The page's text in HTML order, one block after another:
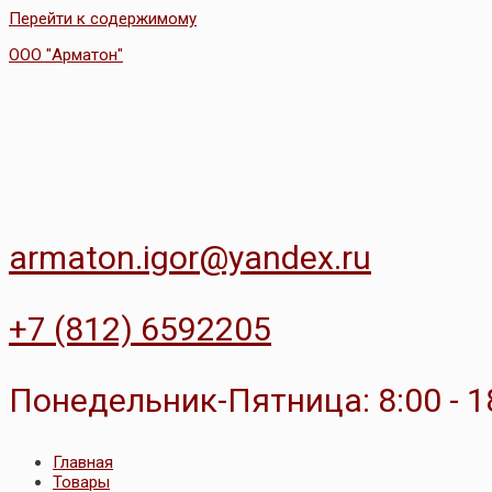
Перейти к содержимому
ООО "Арматон"
armaton.igor@yandex.ru
+7 (812) 6592205
Понедельник-Пятница: 8:00 -
Главная
Товары